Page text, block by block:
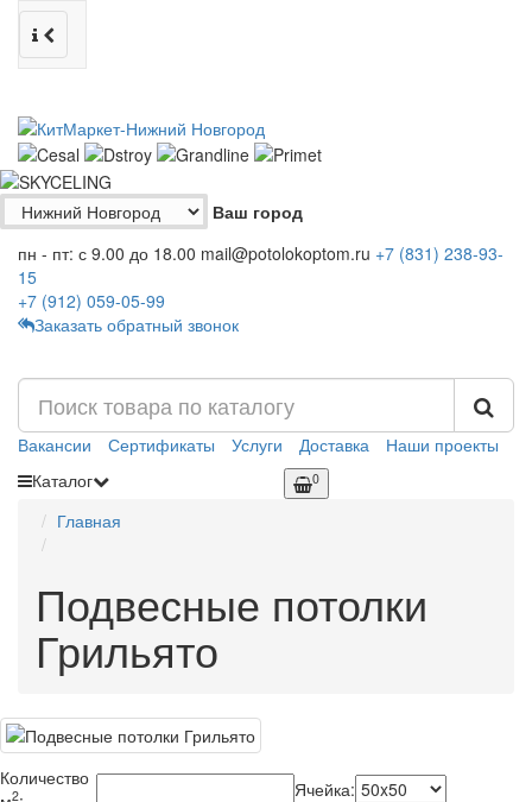
Ваш город
пн - пт: с 9.00 до 18.00 mail@potolokoptom.ru +7 (831) 238-93-
15
+7 (912) 059-05-99
Заказать обратный звонок
Вакансии Сертификаты Услуги Доставка
Наши проекты
Каталог
0
Главная
Подвесные потолки
Грильято
Количество
2
Ячейка: